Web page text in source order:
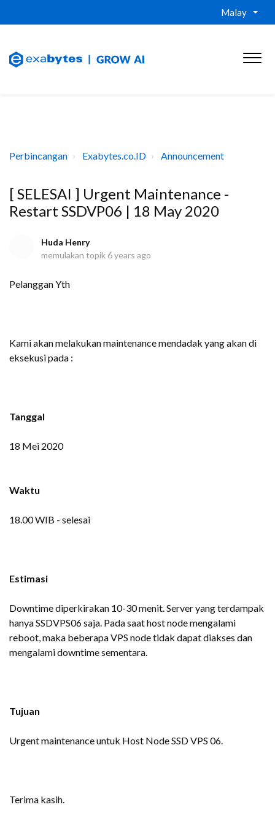
Malay
Perbincangan Exabytes.co.ID Announcement
[ SELESAI ] Urgent Maintenance -
Restart SSDVP06 | 18 May 2020
Huda Henry
memulakan topik 6 years ago
Pelanggan Yth
Kami akan melakukan maintenance mendadak yang akan di
eksekusi pada :
Tanggal
18 Mei 2020
Waktu
18.00 WIB - selesai
Estimasi
Downtime diperkirakan 10-30 menit. Server yang terdampak
hanya SSDVPS06 saja. Pada saat host node mengalami
reboot, maka beberapa VPS node tidak dapat diakses dan
mengalami downtime sementara.
Tujuan
Urgent maintenance untuk Host Node SSD VPS 06.
Terima kasih.